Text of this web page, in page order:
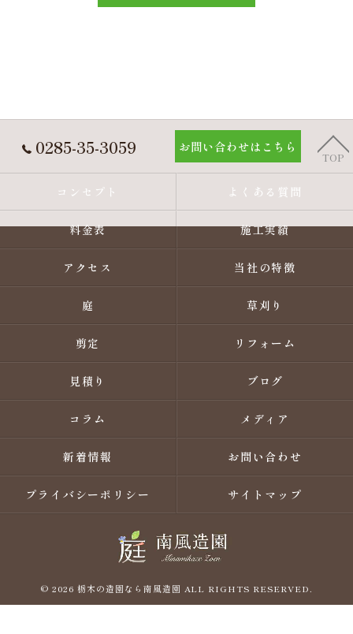
0285-35-3059 お問い合わせはこちら
TOP
コンセプト よくある質問
料金表 施工実績
アクセス 当社の特徴
庭 草刈り
剪定 リフォーム
見積り ブログ
コラム メディア
新着情報 お問い合わせ
プライバシーポリシー サイトマップ
© 2026 栃木の造園なら南風造園 ALL RIGHTS RESERVED.